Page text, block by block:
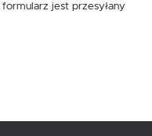
jest przesyłany